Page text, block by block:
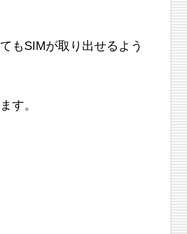
もSIMが取り出せるよう
す。